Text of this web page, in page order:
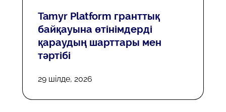
29 шілде, 2026
Tamyr Platform гранттық
байқауына өтінімдерді
қараудың шарттары мен
тәртібі